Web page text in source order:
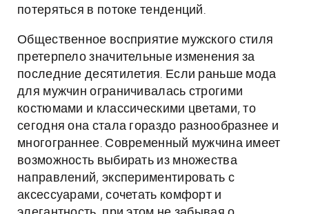
потеряться в потоке тенденций.
Общественное восприятие мужского стиля
претерпело значительные изменения за
последние десятилетия. Если раньше мода
для мужчин ограничивалась строгими
костюмами и классическими цветами, то
сегодня она стала гораздо разнообразнее и
многограннее. Современный мужчина имеет
возможность выбирать из множества
направлений, экспериментировать с
аксессуарами, сочетать комфорт и